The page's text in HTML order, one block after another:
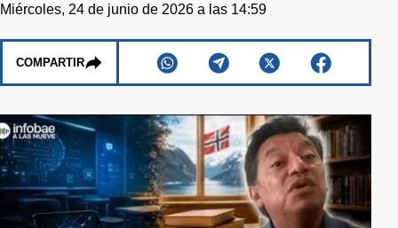
Miércoles, 24 de junio de 2026 a las 14:59
COMPARTIR